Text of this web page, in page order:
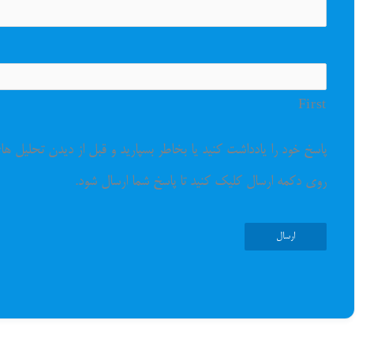
ن
ا
م
First
پاسخ خود را یادداشت کنید یا بخاطر بسپارید و قبل از دیدن تحلیل
روی دکمه ارسال کلیک کنید تا پاسخ شما ارسال شود.